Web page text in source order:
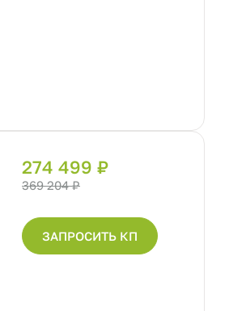
274 499 ₽
369 204 ₽
ЗАПРОСИТЬ КП